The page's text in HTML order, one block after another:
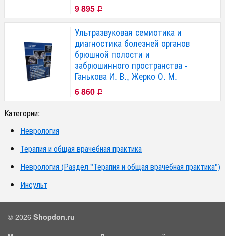
9 895 Р
Ультразвуковая семиотика и
диагностика болезней органов
брюшной полости и
забрюшинного пространства -
Ганькова И. В., Жерко О. М.
6 860 Р
Категории:
Неврология
Терапия и общая врачебная практика
Неврология (Раздел "Терапия и общая врачебная практика")
Инсульт
© 2026 Shopdon.ru